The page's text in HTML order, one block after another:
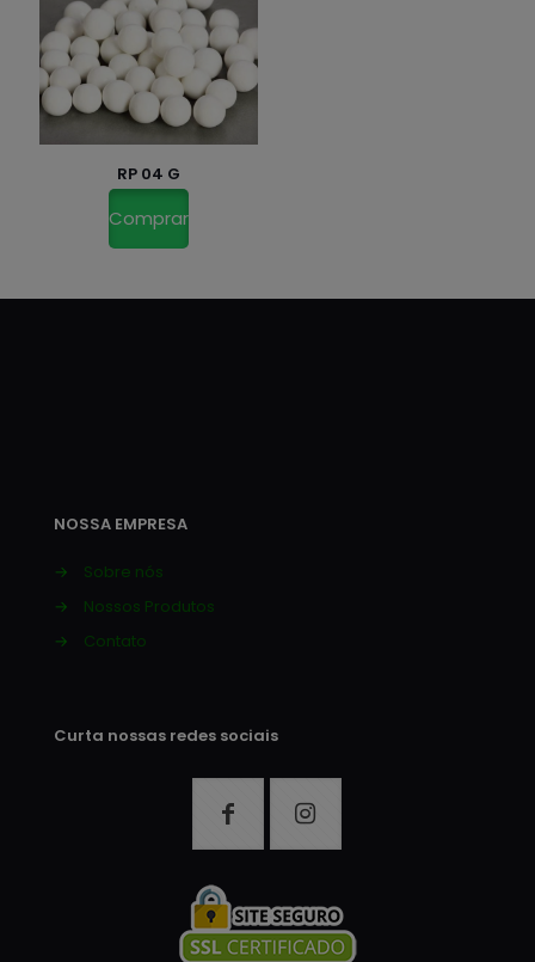
RP 04 G
Comprar
NOSSA EMPRESA
→
Sobre nós
→
Nossos Produtos
→
Contato
Curta nossas redes sociais